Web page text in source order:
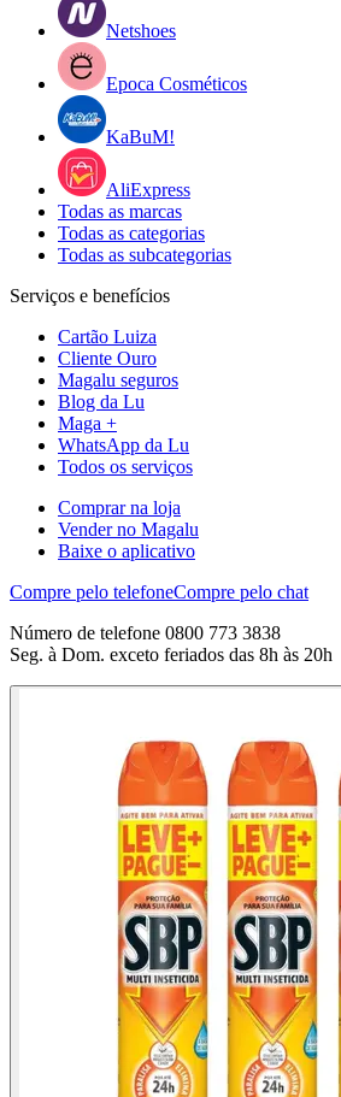
Netshoes
Epoca Cosméticos
KaBuM!
AliExpress
Todas as marcas
Todas as categorias
Todas as subcategorias
Serviços e benefícios
Cartão Luiza
Cliente Ouro
Magalu seguros
Blog da Lu
Maga +
WhatsApp da Lu
Todos os serviços
Comprar na loja
Vender no Magalu
Baixe o aplicativo
Compre pelo telefoneCompre pelo chat
Número de telefone 0800 773 3838
Seg. à Dom. exceto feriados das 8h às 20h